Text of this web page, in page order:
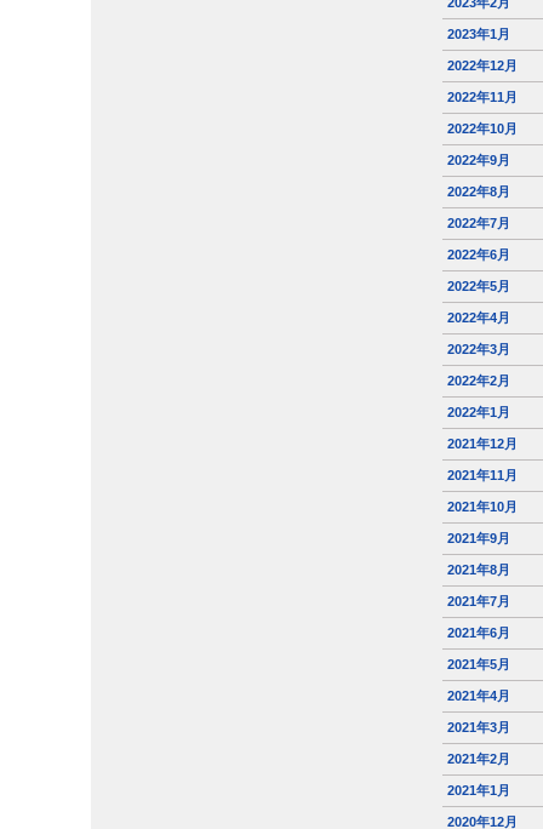
2023年1月
2022年12月
2022年11月
2022年10月
2022年9月
2022年8月
2022年7月
2022年6月
2022年5月
2022年4月
2022年3月
2022年2月
2022年1月
2021年12月
2021年11月
2021年10月
2021年9月
2021年8月
2021年7月
2021年6月
2021年5月
2021年4月
2021年3月
2021年2月
2021年1月
2020年12月